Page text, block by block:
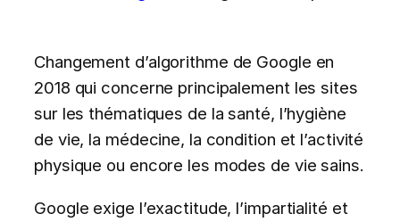
Changement d’algorithme de Google en
2018 qui concerne principalement les sites
sur les thématiques de la santé, l’hygiène
de vie, la médecine, la condition et l’activité
physique ou encore les modes de vie sains.
Google exige l’exactitude, l’impartialité et